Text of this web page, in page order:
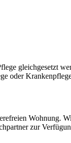
gleichgesetzt
oder
Wohnung.
zur